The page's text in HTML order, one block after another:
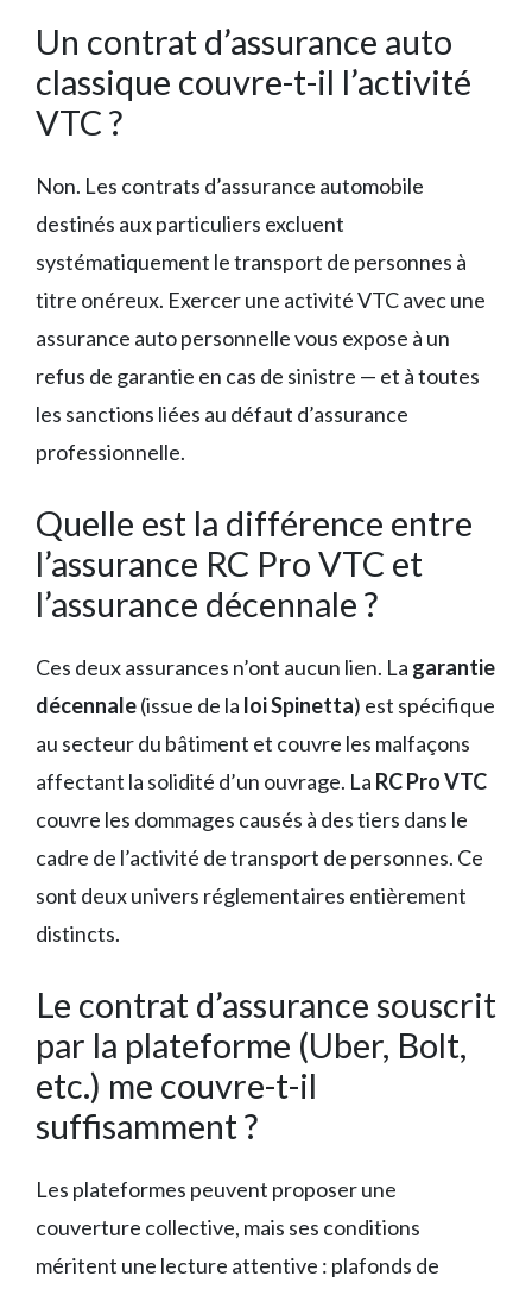
Un contrat d’assurance auto
classique couvre-t-il l’activité
VTC ?
Non. Les contrats d’assurance automobile
destinés aux particuliers excluent
systématiquement le transport de personnes à
titre onéreux. Exercer une activité VTC avec une
assurance auto personnelle vous expose à un
refus de garantie en cas de sinistre — et à toutes
les sanctions liées au défaut d’assurance
professionnelle.
Quelle est la différence entre
l’assurance RC Pro VTC et
l’assurance décennale ?
Ces deux assurances n’ont aucun lien. La garantie
décennale(issue de la loi Spinetta) est spécifique
au secteur du bâtiment et couvre les malfaçons
affectant la solidité d’un ouvrage. La RC Pro VTC
couvre les dommages causés à des tiers dans le
cadre de l’activité de transport de personnes. Ce
sont deux univers réglementaires entièrement
distincts.
Le contrat d’assurance souscrit
par la plateforme (Uber, Bolt,
etc.) me couvre-t-il
suffisamment ?
Les plateformes peuvent proposer une
couverture collective, mais ses conditions
méritent une lecture attentive : plafonds de